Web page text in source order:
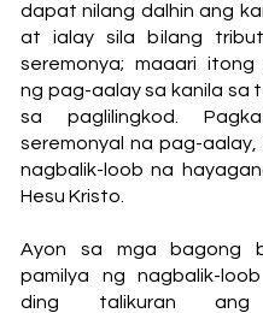
dapat nilang dalhin ang
at ialay sila bilang
seremonya; maaari itong
ng pag-aalay sa kanila sa
sa paglilingkod.
seremonyal na pag-aalay,
nagbalik-loob na
Hesu Kristo.
Ayon sa mga bagong
pamilya ng nagbalik-
ding talikuran ang